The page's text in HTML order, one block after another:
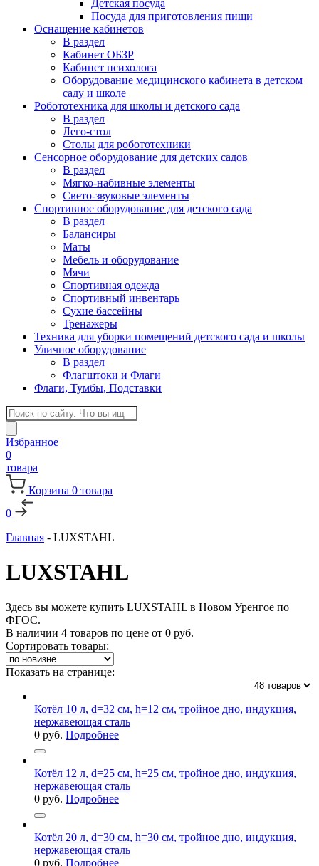
Детская посуда
Посуда для приготовления пищи
Оснащение кабинетов
В раздел
Кабинет ОБЗР
Кабинет психолога
Оборудование медицинского кабинета в детском
саду и школе
Робототехника для школы и детского сада
В раздел
Лего-стол
Столы для робототехники
Сенсорное оборудование для детских садов
В раздел
Мягко-набивные элементы
Свето-звуковые элементы
Спортивное оборудование для детского сада
В раздел
Балансиры
Маты
Мебель и оборудование
Мячи
Спортивная одежда
Спортивный инвентарь
Сухие бассейны
Тренажеры
Техника для уборки помещений детского сада и школы
Уличное оборудование
В раздел
Флагштоки и Флаги
Флаги, Тумбы, Подставки
Поиск
товаров
Избранное
0
товара
Корзина 0 товара
0
Главная - LUXSTAHL
LUXSTAHL
Здесь вы можете купить LUXSTAHL в Новом Уренгое по
ФГОС.
В наличии 4 товаров по цене от 0 руб.
Сортировать товары:
Показать на странице:
Котёл 10 л, d=32 см, h=12 см, тройное дно, индукция,
нержавеющая сталь
0 руб. Подробнее
Котёл 12 л, d=25 см, h=25 см, тройное дно, индукция,
нержавеющая сталь
0 руб. Подробнее
Котёл 20 л, d=30 см, h=30 см, тройное дно, индукция,
нержавеющая сталь
0 руб. Подробнее